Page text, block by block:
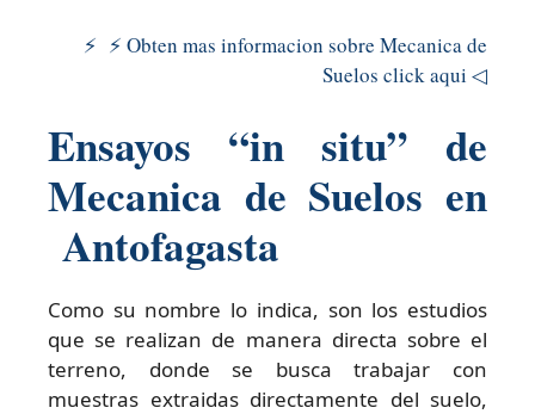
⚡ ⚡ Obten mas informacion sobre Mecanica de
Suelos click aqui ◁
Ensayos “in situ” de
Mecanica de Suelos en
Antofagasta
Como su nombre lo indica, son los estudios
que se realizan de manera directa sobre el
terreno, donde se busca trabajar con
muestras extraidas directamente del suelo,